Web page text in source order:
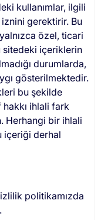
kullanımlar, ilgili
iznini gerektirir. Bu
özel, ticari
sitedeki içeriklerin
durumlarda,
gösterilmektedir.
bu şekilde
hakkı ihlali fark
Herhangi bir ihlali
içeriği derhal
politikamızda